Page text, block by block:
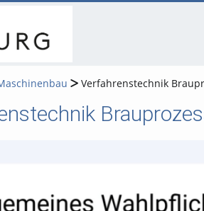
Verfahrenstechnik